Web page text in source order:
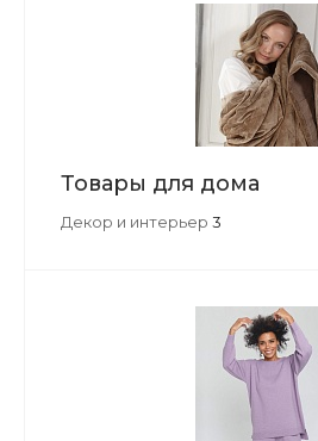
Товары для дома
Декор и интерьер 3